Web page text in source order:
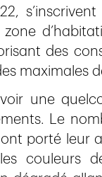
zone
des
maximales
une
Le
porté leur
couleurs